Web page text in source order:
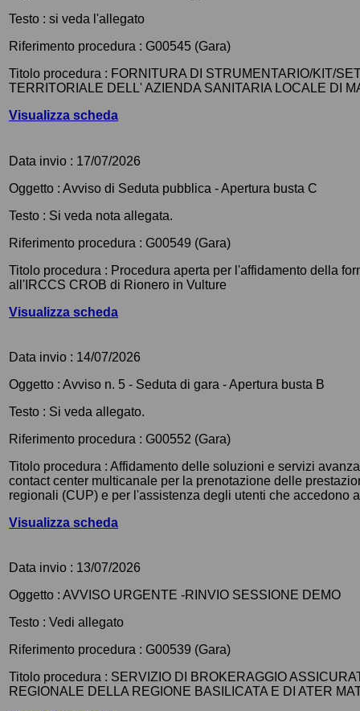
Testo :si veda l'allegato
Riferimento procedura :G00545 (Gara)
Titolo procedura : FORNITURA DI STRUMENTARIO/KIT/
TERRITORIALE DELL' AZIENDA SANITARIA LOCALE DI
Visualizza scheda
Data invio : 17/07/2026
Oggetto :Avviso di Seduta pubblica - Apertura busta C
Testo : Si veda nota allegata.
Riferimento procedura :G00549 (Gara)
Titolo procedura : Procedura aperta per l'affidamento della
all'IRCCS CROB di Rionero in Vulture
Visualizza scheda
Data invio : 14/07/2026
Oggetto :Avviso n. 5 - Seduta di gara - Apertura busta B
Testo : Si veda allegato.
Riferimento procedura :G00552 (Gara)
Titolo procedura :Affidamento delle soluzioni e servizi
contact center multicanale per la prenotazione delle
regionali (CUP) e per l'assistenza degli utenti che accedono
Visualizza scheda
Data invio : 13/07/2026
Oggetto :AVVISO URGENTE -RINVIO SESSIONE DEMO
Testo :Vedi allegato
Riferimento procedura :G00539 (Gara)
Titolo procedura : SERVIZIO DI BROKERAGGIO
REGIONALE DELLA REGIONE BASILICATA E DI ATER